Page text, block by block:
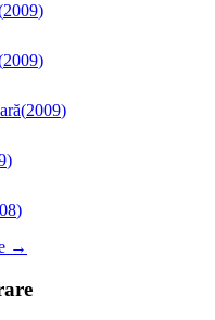
2009)
2009)
(2009)
)
)
→